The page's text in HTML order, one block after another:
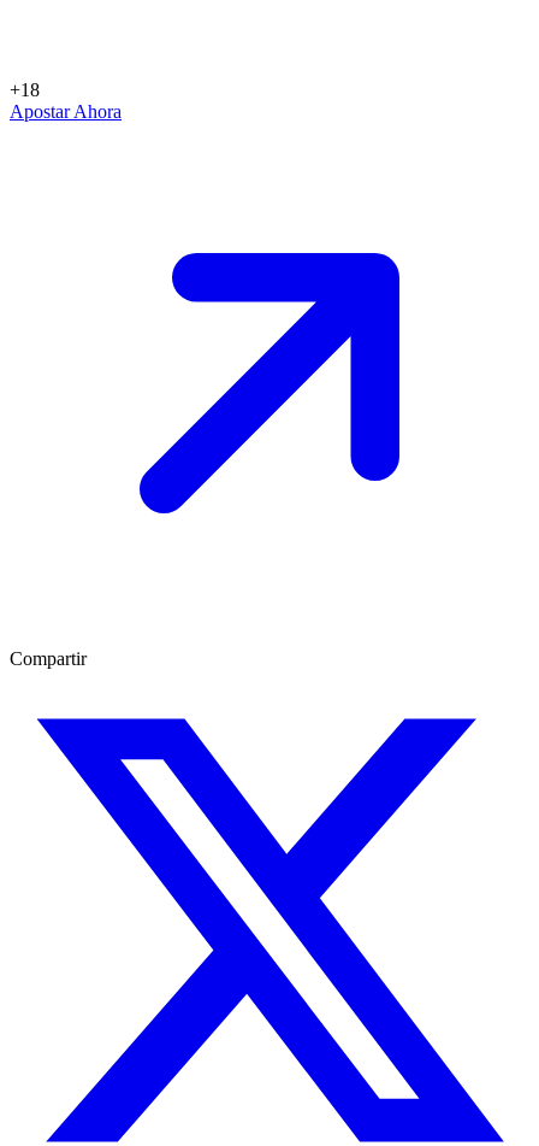
+18
Apostar Ahora
Compartir